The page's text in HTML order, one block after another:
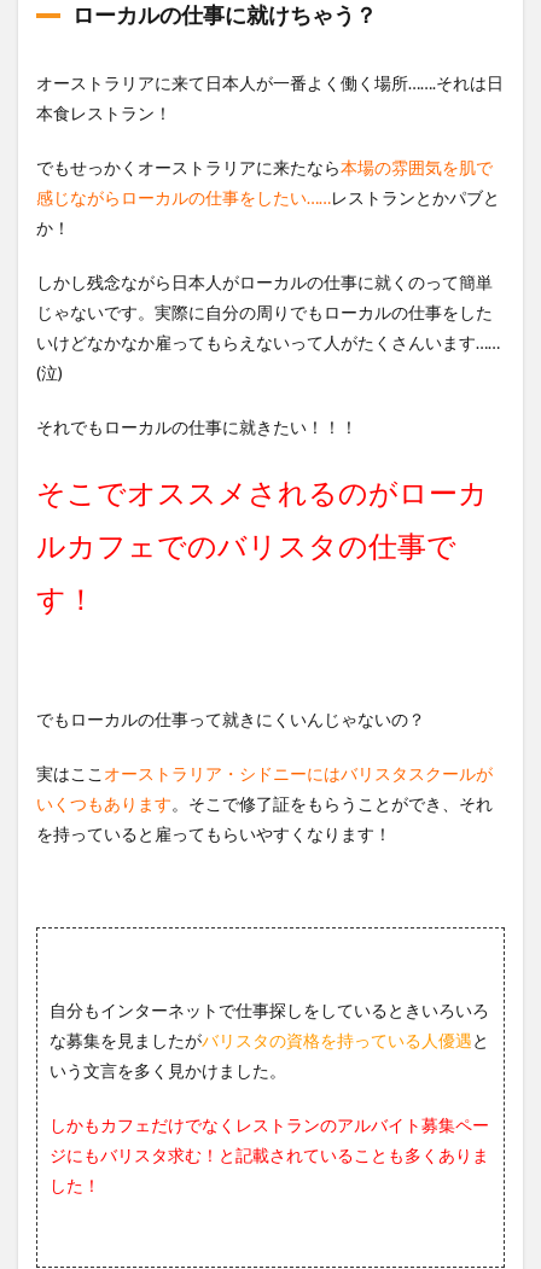
ローカルの仕事に就けちゃう？
オーストラリアに来て日本人が一番よく働く場所…….それは日
本食レストラン！
でもせっかくオーストラリアに来たなら本場の雰囲気を肌で
感じながらローカルの仕事をしたい……レストランとかパブと
か！
しかし残念ながら日本人がローカルの仕事に就くのって簡単
じゃないです。実際に自分の周りでもローカルの仕事をした
いけどなかなか雇ってもらえないって人がたくさんいます……
(泣)
それでもローカルの仕事に就きたい！！！
そこでオススメされるのがローカ
ルカフェでのバリスタの仕事で
す！
でもローカルの仕事って就きにくいんじゃないの？
実はここ オーストラリア・シドニーにはバリスタスクールが
いくつもあります。そこで修了証をもらうことができ、それ
を持っていると雇ってもらいやすくなります！
自分もインターネットで仕事探しをしているときいろいろ
な募集を見ましたがバリスタの資格を持っている人優遇と
いう文言を多く見かけました。
しかもカフェだけでなくレストランのアルバイト募集ペー
ジにもバリスタ求む！と記載されていることも多くありま
した！